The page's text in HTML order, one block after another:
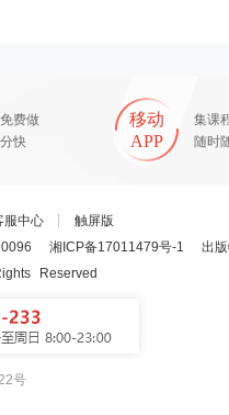
费做
快
移动
APP
集课
随时
服中心 ┊ 触屏版
湘ICP备17011479号-1 出
Reserved
号